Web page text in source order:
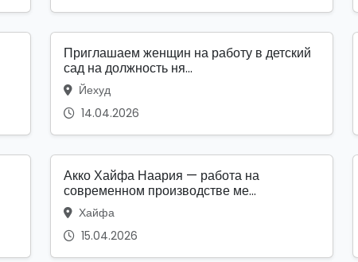
Приглашаем женщин на работу в детский
сад на должность ня...
Йехуд
14.04.2026
Акко Хайфа Наария — работа на
современном производстве ме...
Хайфа
15.04.2026